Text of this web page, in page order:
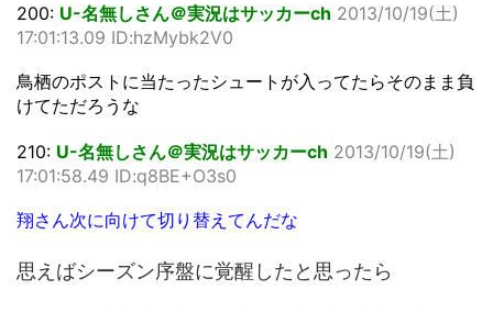
200: U-名無しさん＠実況はサッカーch 2013/10/19(土)
17:01:13.09 ID:hzMybk2V0
鳥栖のポストに当たったシュートが入ってたらそのまま負
けてただろうな
210: U-名無しさん＠実況はサッカーch 2013/10/19(土)
17:01:58.49 ID:q8BE+O3s0
翔さん次に向けて切り替えてんだな
思えばシーズン序盤に覚醒したと思ったら